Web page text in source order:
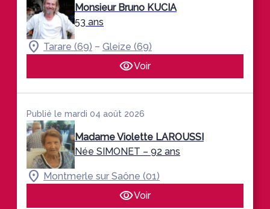
Monsieur Bruno KUCIA
53 ans
Tarare (69) – Gleize (69)
Voir
Publié le mardi 04 août 2026
Madame Violette LAROUSSI
Née SIMONET – 92 ans
Montmerle sur Saône (01)
Voir